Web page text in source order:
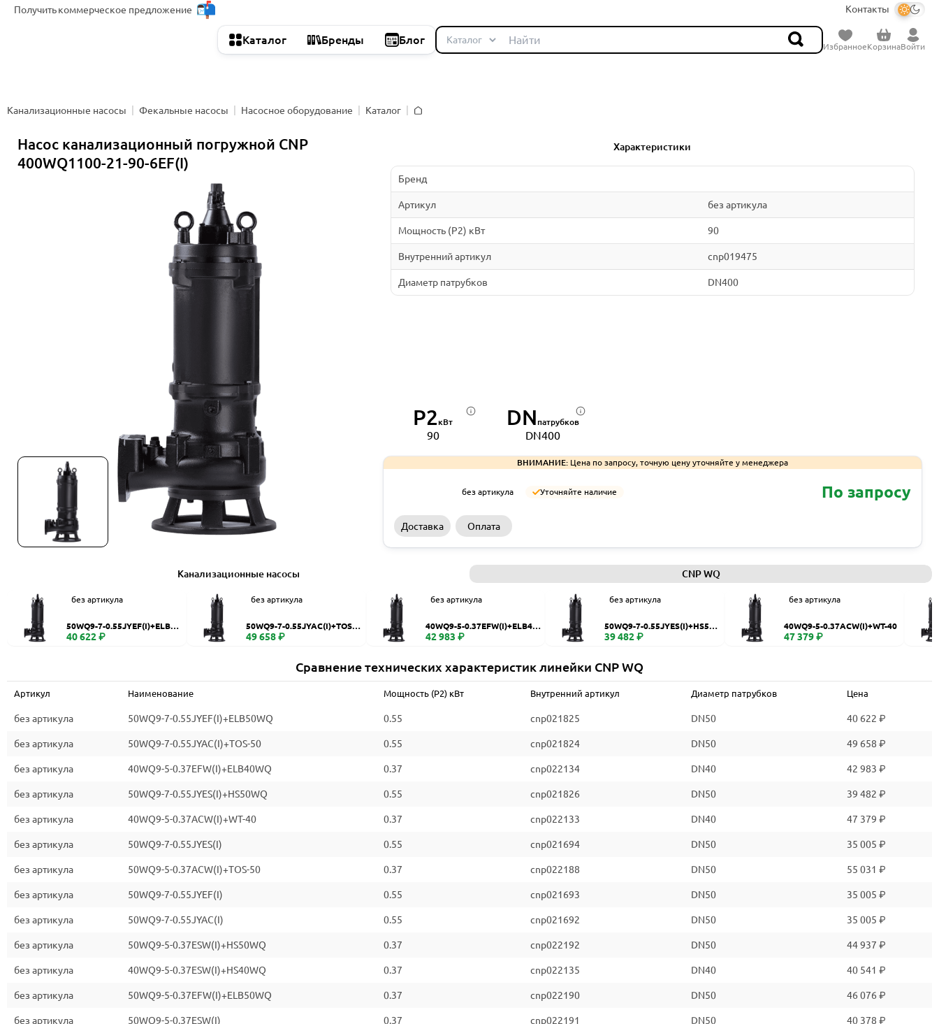
Получитькоммерческое предложение Контакты
Каталог Бренды Блог
ИзбранноеКорзинаВойти
Канализационные насосы Фекальные насосы Насосное оборудование
Каталог
Насос канализационный погружной CNP
400WQ1100-21-90-6EF(I)
Характеристики
Бренд
Артикул без артикула
Мощность (P2) кВт 90
Внутренний артикул cnp019475
Диаметр патрубков DN400
P2кВт
90
DN патрубков
DN400
ВНИМАНИЕ:Цена по запросу, точную цену уточняйте у менеджера
без артикула Уточняйте наличие По запросу
Доставка Оплата
Канализационные насосы CNP WQ
без артикула
50WQ9-7-0.55JYEF(I)+ELB50
WQ
40 622 ₽
без артикула
50WQ9-7-0.55JYAC(I)+TOS-5
0
49 658 ₽
без артикула
40WQ9-5-0.37EFW(I)+ELB40
WQ
42 983 ₽
без артикула
50WQ9-7-0.55JYES(I)+HS50
WQ
39 482 ₽
без артикула
40WQ9-5-0.37ACW(I)+WT-40
47 379 ₽
Сравнение технических характеристик линейки CNP WQ
Артикул Наименование Мощность (P2) кВт Внутренний артикул Диаметр патрубков Цена
без артикула 50WQ9-7-0.55JYEF(I)+ELB50WQ 0.55 cnp021825 DN50 40 622 ₽
без артикула 50WQ9-7-0.55JYAC(I)+TOS-50 0.55 cnp021824 DN50 49 658 ₽
без артикула 40WQ9-5-0.37EFW(I)+ELB40WQ 0.37 cnp022134 DN40 42 983 ₽
без артикула 50WQ9-7-0.55JYES(I)+HS50WQ 0.55 cnp021826 DN50 39 482 ₽
без артикула 40WQ9-5-0.37ACW(I)+WT-40 0.37 cnp022133 DN40 47 379 ₽
без артикула 50WQ9-7-0.55JYES(I) 0.55 cnp021694 DN50 35 005 ₽
без артикула 50WQ9-5-0.37ACW(I)+TOS-50 0.37 cnp022188 DN50 55 031 ₽
без артикула 50WQ9-7-0.55JYEF(I) 0.55 cnp021693 DN50 35 005 ₽
без артикула 50WQ9-7-0.55JYAC(I) 0.55 cnp021692 DN50 35 005 ₽
без артикула 50WQ9-5-0.37ESW(I)+HS50WQ 0.37 cnp022192 DN50 44 937 ₽
без артикула 40WQ9-5-0.37ESW(I)+HS40WQ 0.37 cnp022135 DN40 40 541 ₽
без артикула 50WQ9-5-0.37EFW(I)+ELB50WQ 0.37 cnp022190 DN50 46 076 ₽
без артикула 50WQ9-5-0.37ESW(I) 0.37 cnp022191 DN50 40 378 ₽